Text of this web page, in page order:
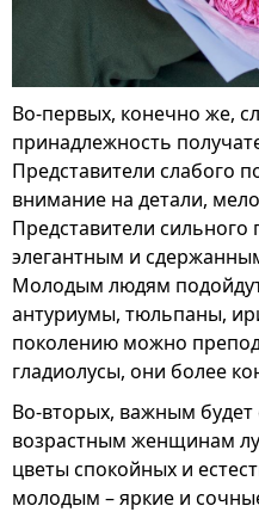
Во-первых, конечно же,
принадлежность
Представители слабого
внимание на детали,
Представители
элегантным и
Молодым людям
антуриумы, тюльпаны,
поколению можно
гладиолусы, они более
Во-вторых, важным будет
возрастным женщинам
цветы спокойных и
молодым – яркие и